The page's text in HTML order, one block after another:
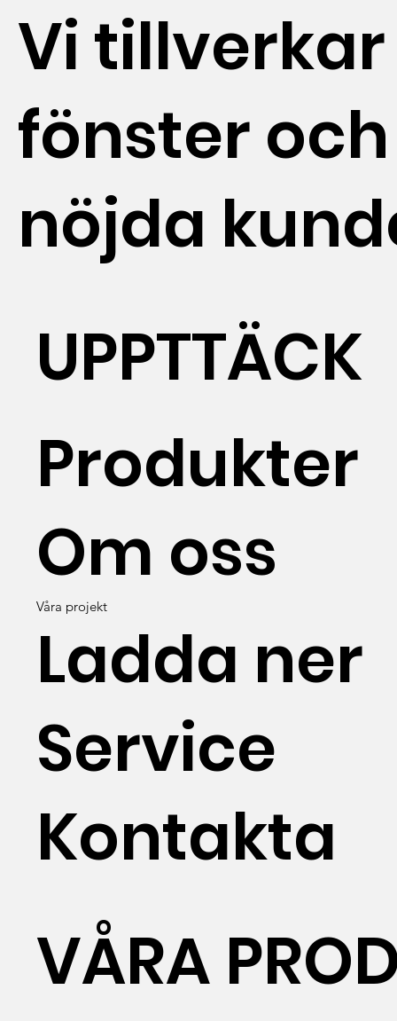
Produkter
Om oss
Våra projekt
Ladda ner
Service
Kontakta
UPPTTÄCK
VÅRA
Vi tillverkar
fönster och
nöjda